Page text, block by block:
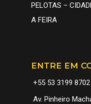
PELOTAS –
A FEIRA
ENTRE EM
+55 53 3199
Av. Pinheiro